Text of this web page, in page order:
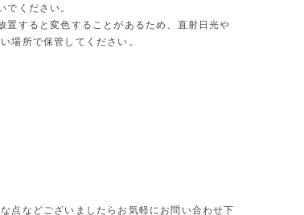
でください。
置すると変色することがあるため、直射日光や
場所で保管してください。
点などございましたらお気軽にお問い合わせ下